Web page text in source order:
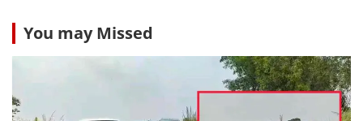
You may Missed